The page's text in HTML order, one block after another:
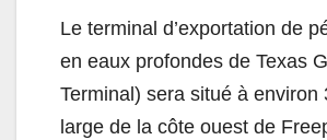
Le terminal d’exportation de
en eaux profondes de Texas
Terminal) sera situé à environ
large de la côte ouest de